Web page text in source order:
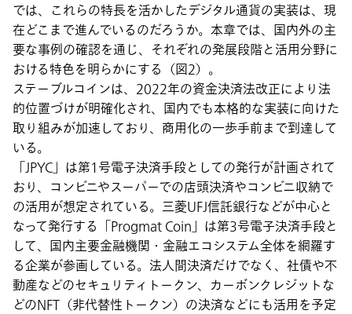
では、これらの特長を活かしたデジタル通貨の実装は、現
在どこまで進んでいるのだろうか。本章では、国内外の主
要な事例の確認を通じ、それぞれの発展段階と活用分野に
おける特色を明らかにする（図2）。
ステーブルコインは、2022年の資金決済法改正により法
的位置づけが明確化され、国内でも本格的な実装に向けた
取り組みが加速しており、商用化の一歩手前まで到達して
いる。
「JPYC」は第1号電子決済手段としての発行が計画されて
おり、コンビニやスーパーでの店頭決済やコンビニ収納で
の活用が想定されている。三菱UFJ信託銀行などが中心と
なって発行する「Progmat Coin」は第3号電子決済手段と
して、国内主要金融機関・金融エコシステム全体を網羅す
る企業が参画している。法人間決済だけでなく、社債や不
動産などのセキュリティトークン、カーボンクレジットな
どのNFT（非代替性トークン）の決済などにも活用を予定